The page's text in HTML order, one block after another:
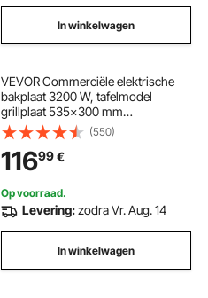
In winkelwagen
VEVOR Commerciële elektrische
bakplaat 3200 W, tafelmodel
grillplaat 535x300 mm
grilloppervlak, elektrische grill, half
geribbeld, half glad, met 2 spatels,
2 borstels en voetjes, voor steaks
en pannenkoeken.
(550)
11699€
Op voorraad.
Levering:zodra Vr. Aug. 14
In winkelwagen